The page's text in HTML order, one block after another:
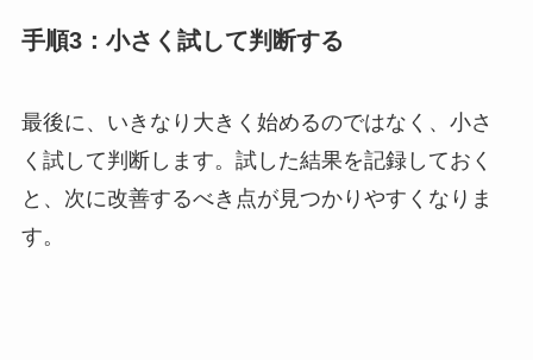
手順3：小さく試して判断する
最後に、いきなり大きく始めるのではなく、小さ
く試して判断します。試した結果を記録しておく
と、次に改善するべき点が見つかりやすくなりま
す。